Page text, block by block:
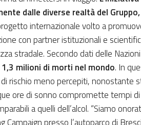
dalle diverse realtà del
internazionale volto a
con partner istituzionali e
stradale. Secondo dati delle
milioni di morti nel mondo. In
rischio meno percepiti, nonostante
ore di sonno compromette tempi
a quelli dell’alcol. “Siamo